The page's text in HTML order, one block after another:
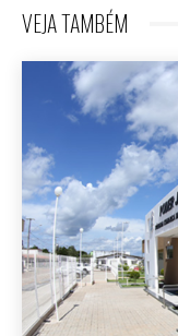
VEJA TAMBÉM